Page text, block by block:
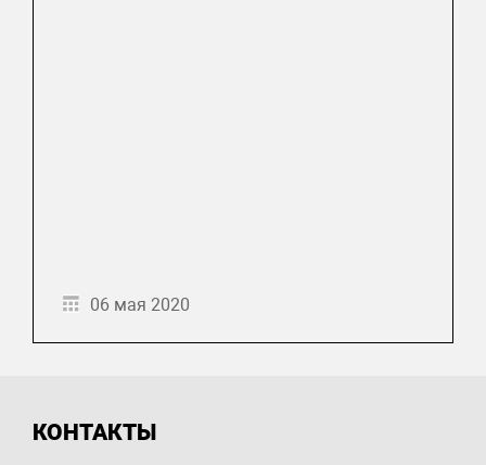
06 мая 2020
КОНТАКТЫ